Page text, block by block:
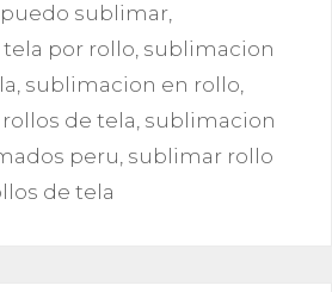
sublimar,
por rollo, sublimacion
, sublimacion en rollo,
de tela, sublimacion
peru, sublimar rollo
de tela